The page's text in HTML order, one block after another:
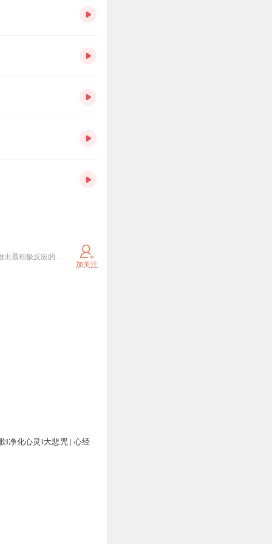
自然界中能够存活下来的物种，不是那些最强壮的种群，也不是那些智力最高的种群，而是那些对变化做出最积极反应的物种。杨松霖
加关注
‖净化心灵‖大悲咒 | 心经